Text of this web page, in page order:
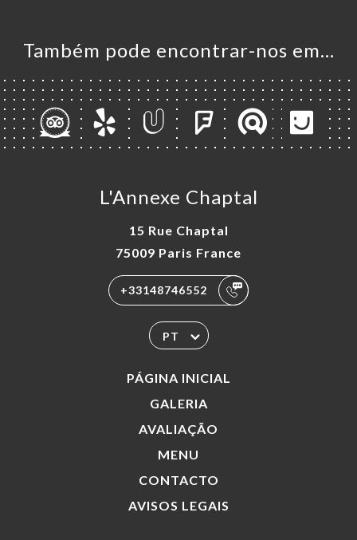
Também pode encontrar-nos em…
L'Annexe Chaptal
15 Rue Chaptal
75009 Paris France
+33148746552
PT
PÁGINA INICIAL
GALERIA
AVALIAÇÃO
MENU
CONTACTO
AVISOS LEGAIS